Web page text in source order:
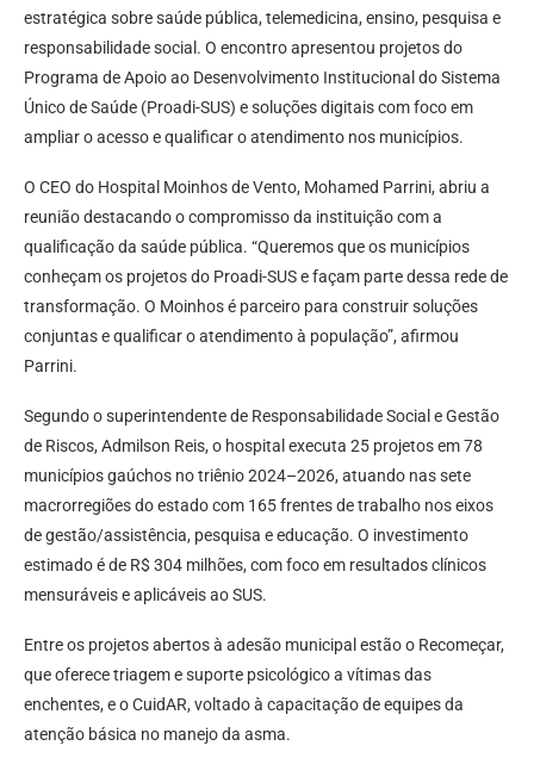
estratégica sobre saúde pública, telemedicina, ensino, pesquisa e
responsabilidade social. O encontro apresentou projetos do
Programa de Apoio ao Desenvolvimento Institucional do Sistema
Único de Saúde (Proadi-SUS) e soluções digitais com foco em
ampliar o acesso e qualificar o atendimento nos municípios.
O CEO do Hospital Moinhos de Vento, Mohamed Parrini, abriu a
reunião destacando o compromisso da instituição com a
qualificação da saúde pública. “Queremos que os municípios
conheçam os projetos do Proadi-SUS e façam parte dessa rede de
transformação. O Moinhos é parceiro para construir soluções
conjuntas e qualificar o atendimento à população”, afirmou
Parrini.
Segundo o superintendente de Responsabilidade Social e Gestão
de Riscos, Admilson Reis, o hospital executa 25 projetos em 78
municípios gaúchos no triênio 2024–2026, atuando nas sete
macrorregiões do estado com 165 frentes de trabalho nos eixos
de gestão/assistência, pesquisa e educação. O investimento
estimado é de R$ 304 milhões, com foco em resultados clínicos
mensuráveis e aplicáveis ao SUS.
Entre os projetos abertos à adesão municipal estão o Recomeçar,
que oferece triagem e suporte psicológico a vítimas das
enchentes, e o CuidAR, voltado à capacitação de equipes da
atenção básica no manejo da asma.